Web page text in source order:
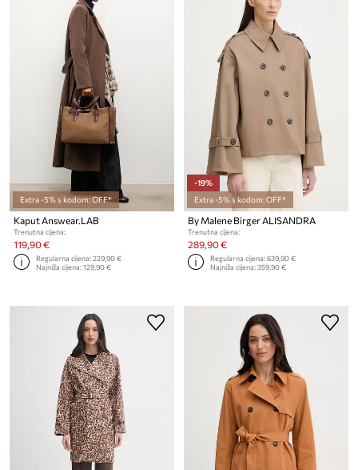
Extra -5% s kodom: OFF*
Kaput Answear.LAB
Trenutna cijena:
119,90 €
Regularna cijena:229,90 €
Najniža cijena:129,90 €
-19%
Extra -5% s kodom: OFF*
By Malene Birger ALISANDRA
Trenutna cijena:
289,90 €
Regularna cijena:639,90 €
Najniža cijena:359,90 €